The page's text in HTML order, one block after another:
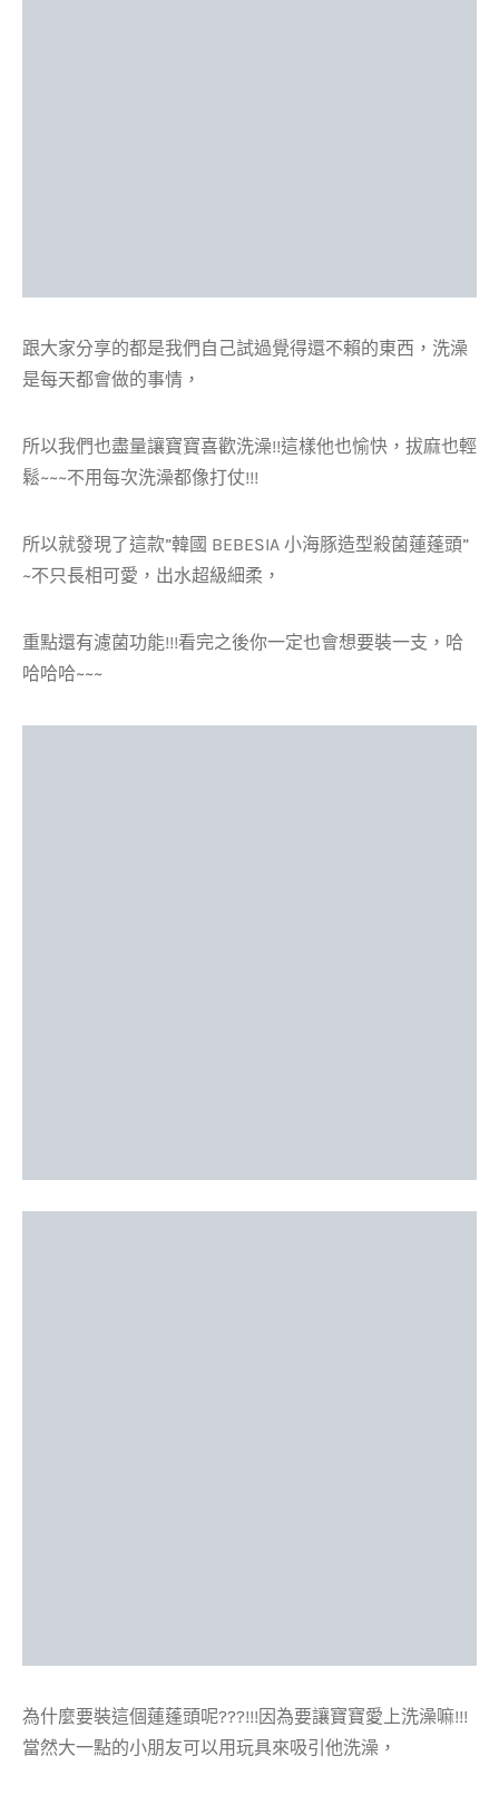
跟大家分享的都是我們自己試過覺得還不賴的東西，洗澡
是每天都會做的事情，
所以我們也盡量讓寶寶喜歡洗澡!!這樣他也愉快，拔麻也輕
鬆~~~不用每次洗澡都像打仗!!!
所以就發現了這款”韓國 BEBESIA 小海豚造型殺菌蓮蓬頭”
~不只長相可愛，出水超級細柔，
重點還有濾菌功能!!!看完之後你一定也會想要裝一支，哈
哈哈哈~~~
為什麼要裝這個蓮蓬頭呢???!!!因為要讓寶寶愛上洗澡嘛!!!
當然大一點的小朋友可以用玩具來吸引他洗澡，